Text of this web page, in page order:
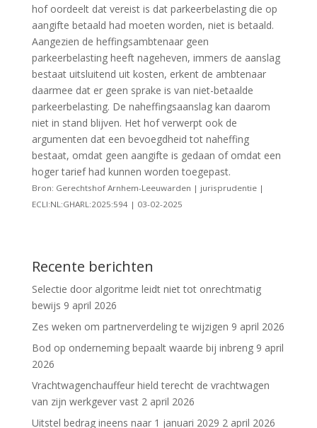
hof oordeelt dat vereist is dat parkeerbelasting die op
aangifte betaald had moeten worden, niet is betaald.
Aangezien de heffingsambtenaar geen
parkeerbelasting heeft nageheven, immers de aanslag
bestaat uitsluitend uit kosten, erkent de ambtenaar
daarmee dat er geen sprake is van niet-betaalde
parkeerbelasting. De naheffingsaanslag kan daarom
niet in stand blijven. Het hof verwerpt ook de
argumenten dat een bevoegdheid tot naheffing
bestaat, omdat geen aangifte is gedaan of omdat een
hoger tarief had kunnen worden toegepast.
Bron: Gerechtshof Arnhem-Leeuwarden | jurisprudentie |
ECLI:NL:GHARL:2025:594 | 03-02-2025
Recente berichten
Selectie door algoritme leidt niet tot onrechtmatig
bewijs 9 april 2026
Zes weken om partnerverdeling te wijzigen 9 april 2026
Bod op onderneming bepaalt waarde bij inbreng 9 april
2026
Vrachtwagenchauffeur hield terecht de vrachtwagen
van zijn werkgever vast 2 april 2026
Uitstel bedrag ineens naar 1 januari 2029 2 april 2026